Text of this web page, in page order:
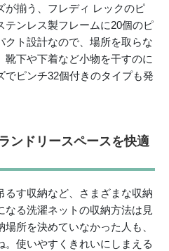
が揃う、フレディ レックのピ
テンレス製フレームに20個のピ
クト設計なので、場所を取らな
靴下や下着など小物を干すのに
でピンチ32個付きのタイプも発
ンドリースペースを快適
るす収納など、さまざまな収納
なる洗濯ネットの収納方法は見
所を決めていなかった人も、
使いやすくきれいにしまえる